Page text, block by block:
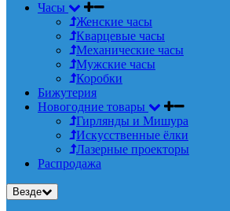
Часы
Женские часы
Кварцевые часы
Механические часы
Мужские часы
Коробки
Бижутерия
Новогодние товары
Гирлянды и Мишура
Искусственные ёлки
Лазерные проекторы
Распродажа
Везде